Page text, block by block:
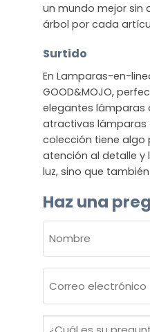
un mundo mejor sin
árbol por cada
Surtido
En Lamparas-en-
GOOD&MOJO,
elegantes lámparas
atractivas lámparas
colección tiene
atención al detalle y
luz, sino que
Haz una
(OBLIGATORIO)
Nombre
electrónico
¿Cuál